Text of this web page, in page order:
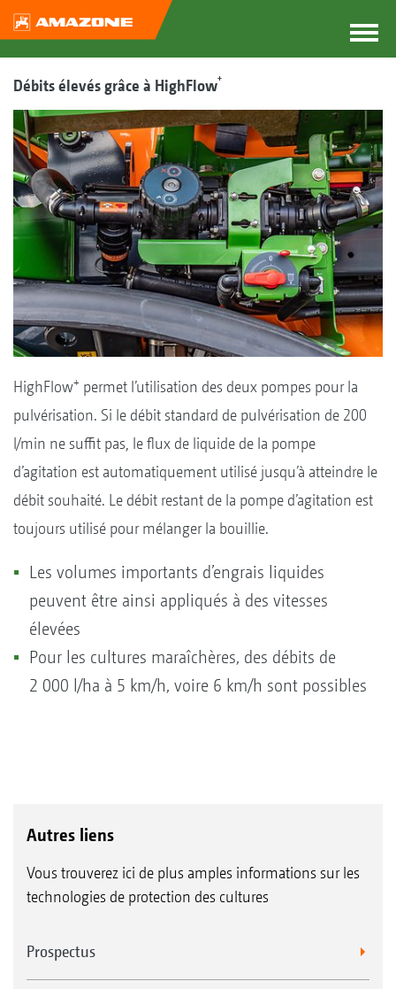
Débits élevés grâce à HighFlow+
HighFlow+ permet l’utilisation des deux pompes pour la
pulvérisation. Si le débit standard de pulvérisation de 200
l/min ne suffit pas, le flux de liquide de la pompe
d’agitation est automatiquement utilisé jusqu’à atteindre le
débit souhaité. Le débit restant de la pompe d’agitation est
toujours utilisé pour mélanger la bouillie.
Les volumes importants d’engrais liquides
peuvent être ainsi appliqués à des vitesses
élevées
Pour les cultures maraîchères, des débits de
2 000 l/ha à 5 km/h, voire 6 km/h sont possibles
Autres liens
Vous trouverez ici de plus amples informations sur les
technologies de protection des cultures
Prospectus